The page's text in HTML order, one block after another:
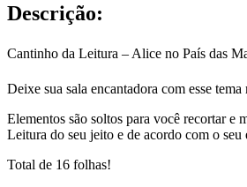
Descrição:
Cantinho da Leitura – Alice no País das
Deixe sua sala encantadora com esse
Elementos são soltos para você recortar e
Leitura do seu jeito e de acordo com o seu
Total de 16 folhas!